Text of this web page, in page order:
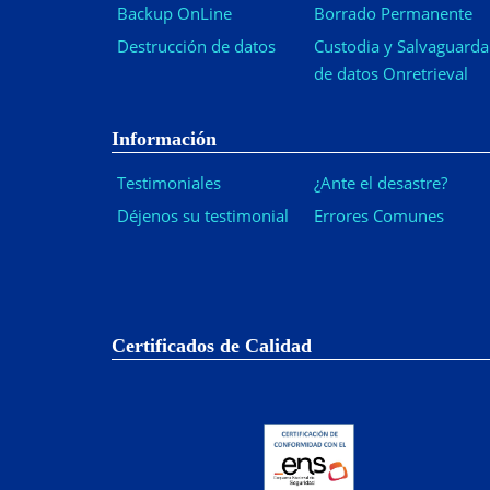
Backup OnLine
Destrucción de datos
Borrado Permanente
Custodia y Salvaguarda
de datos Onretrieval
Información
Testimoniales
Déjenos su testimonial
¿Ante el desastre?
Errores Comunes
Certificados de Calidad